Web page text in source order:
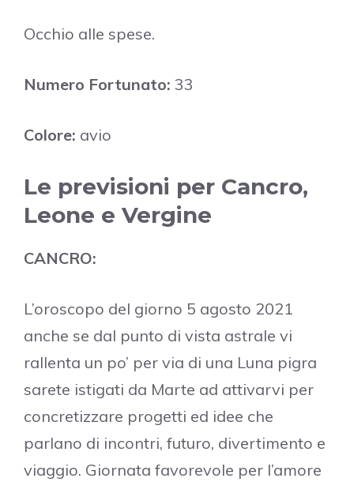
Occhio alle spese.
Numero Fortunato: 33
Colore: avio
Le previsioni per Cancro,
Leone e Vergine
CANCRO:
L’oroscopo del giorno 5 agosto 2021
anche se dal punto di vista astrale vi
rallenta un po’ per via di una Luna pigra
sarete istigati da Marte ad attivarvi per
concretizzare progetti ed idee che
parlano di incontri, futuro, divertimento e
viaggio. Giornata favorevole per l’amore